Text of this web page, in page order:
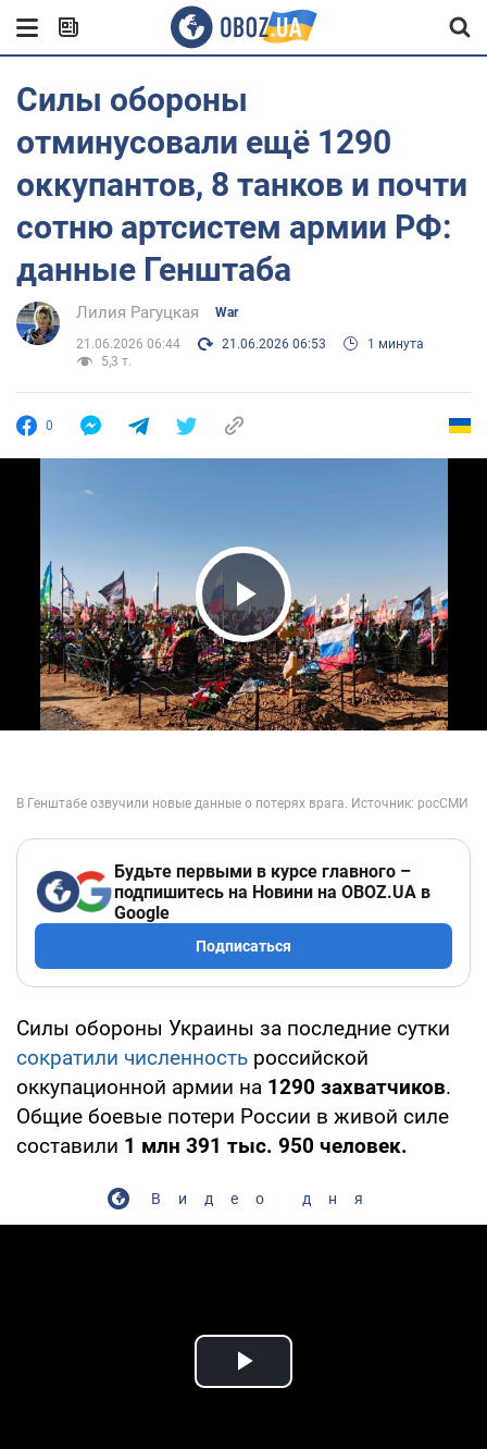
Силы обороны
отминусовали ещё 1290
оккупантов, 8 танков и почти
сотню артсистем армии РФ:
данные Генштаба
Лилия Рагуцкая War
21.06.2026 06:44 21.06.2026 06:53
1 минута
5,3 т.
0
Play Video
Будьте первыми в курсе главного –
подпишитесь на Новини на OBOZ.UA в
Google
Подписаться
Силы обороны Украины за последние сутки
сократили численность российской
оккупационной армии на 1290 захватчиков.
Общие боевые потери России в живой силе
составили 1 млн 391 тыс. 950 человек.
Видео дня
Play Video